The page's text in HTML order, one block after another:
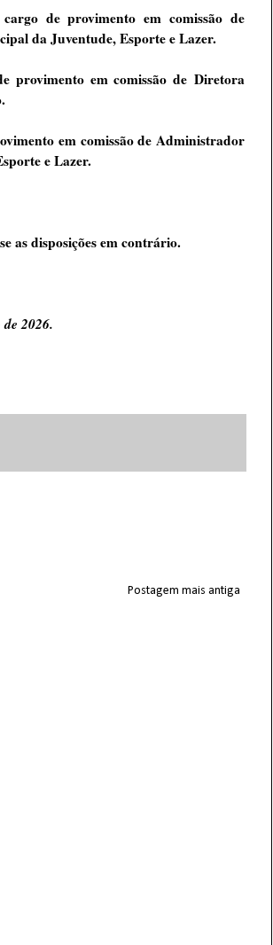
de provimento em comissão de
da Juventude, Esporte e Lazer.
provimento em comissão deDiretora
em comissão de Administrador
e Lazer.
as disposições em contrário.
2026.
Postagem mais antiga